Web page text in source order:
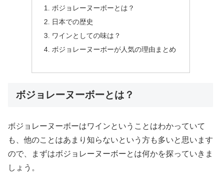
ボジョレーヌーボーとは？
日本での歴史
ワインとしての味は？
ボジョレーヌーボーが人気の理由まとめ
ボジョレーヌーボーとは？
ボジョレーヌーボーはワインということはわかっていて
も、他のことはあまり知らないという方も多いと思います
ので、まずはボジョレーヌーボーとは何かを探っていきま
しょう。